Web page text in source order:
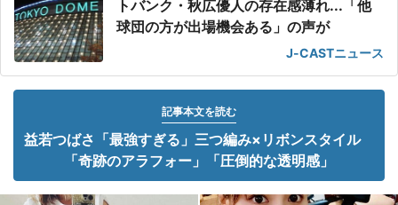
トバンク・秋広優人の存在感薄れ...「他
球団の方が出場機会ある」の声が
J-CASTニュース
記事本文を読む
益若つばさ「最強すぎる」三つ編み×リボンスタイル
「奇跡のアラフォー」「圧倒的な透明感」